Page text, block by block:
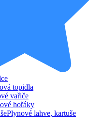
topidla
vařiče
hořáky
Plynové lahve, kartuše